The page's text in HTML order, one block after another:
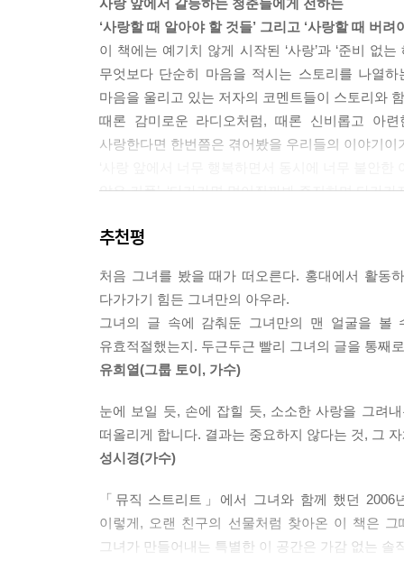
마지막 순간에 사랑을 배신하는 것은
그의 마음이 아니라 내 마음입니다. --- 「내일도
어느 정도 굳은살이 있어야 새 구두를
신어도 발이 다치지 않습니다.
마음은 원래 여린 것이었어요.
조그만 부딪힘에도 금방 까지고 마는.
마음에는 굳은살이 생기지 않거든요.
면역력 없는 마음이 사랑에 모두 던지지
못했던 자신을 다시 쓸쓸하게 만듭니다. --- 「우리
사랑이 충분히 만족스럽다면 그 사랑에 대한 이야
사람들이 언제 가장 사랑을 많이 이야기할까요?
없기 때문에
사랑에 대해 말할 것이 없습니다.
사랑에 대해 생각하기 시작한 순간 사랑의 순수한
사랑은 판타지에서 시작합니다. 하지만 사랑이 지
통로를 발견해야 합니다. 그 통로는 고대의 우주인
‘사랑할 때 알아야 할 것들’ 그리고 ‘사랑할 때 버려
이 책에는 예기치 않게 시작된 ‘사랑’과 ‘준비 없
무엇보다 단순히 마음을 적시는 스토리를 나열
마음을 울리고 있는 저자의 코멘트들이 스토리와
때론 감미로운 라디오처럼, 때론 신비롭고 아
사랑한다면 한번쯤은 겪어봤을 우리들의 이야기이
않은 커플’, ‘다가가면 멀어질까봐 주저하며 다가
어떤 것인지’, ‘사랑할 때 반드시 버려야 하는 것
사랑이 아직 오지 않은 사람에게는 사랑을 부르는
사랑을 잃고 절망한 사람에게는 다시 한 번 사랑을
사랑이 제대로 된 것이었다면 이별은 힘들 수
있을까?”, “내가 했던 건 사랑이었을까?”, “그는
‘전 남자친구와 항상 떡볶이를 먹었던 기억을 여
자주 갔던 햄버거 가게에 매일같이 들르는 남자
게릴라 같은 몇 번의 가슴 아픈 사랑이 지나갔다
그리고 사랑 없이는 실망으로 가득 찬 이 세상
시간의 시간보다 긴 여운을 남겨 당신의 마음에 아
헤어진다 해도’ 그럼에도 불구하고 ‘사랑’은 또다
추천평
처음 그녀를 봤을 때가 떠오른다. 홍대에서 활동
다가가기 힘든 그녀만의 아우라.
그녀의 글 속에 감춰둔 그녀만의 맨 얼굴을 볼
유효적절했는지. 두근두근 빨리 그녀의 글을 통째
유희열(그룹 토이, 가수)
눈에 보일 듯, 손에 잡힐 듯, 소소한 사랑을 그려
떠올리게 합니다. 결과는 중요하지 않다는 것, 그
성시경(가수)
「뮤직 스트리트」에서 그녀와 함께 했던
이렇게, 오랜 친구의 선물처럼 찾아온 이 책은
그녀가 만들어내는 특별한 이 공간은 가감 없는 솔